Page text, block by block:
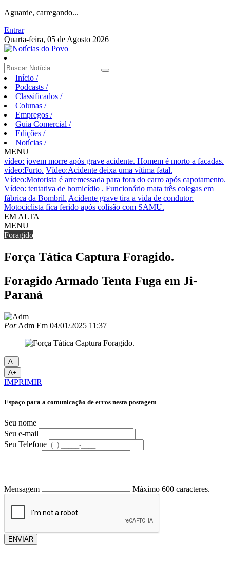
Aguarde, carregando...
Entrar
Quarta-feira, 05 de Agosto 2026
Início /
Podcasts /
Classificados /
Colunas /
Empregos /
Guia Comercial /
Edições /
Notícias /
MENU
vídeo: jovem morre após grave acidente. Homem é morto a facadas.
vídeo:Furto. Vídeo:Acidente deixa uma vítima fatal.
Vídeo:Motorista é arremessada para fora do carro após capotamento.
Vídeo: tentativa de homicídio . Funcionário mata três colegas em
fábrica da Bombril. Acidente grave tira a vida de condutor.
Motociclista fica ferido após colisão com SAMU.
EM ALTA
MENU
Foragido
Força Tática Captura Foragido.
Foragido Armado Tenta Fuga em Ji-
Paraná
PorAdm Em 04/01/2025 11:37
A-
A+
IMPRIMIR
Espaço para a comunicação de erros nesta postagem
Seu nome
Seu e-mail
Seu Telefone
Mensagem Máximo 600 caracteres.
ENVIAR